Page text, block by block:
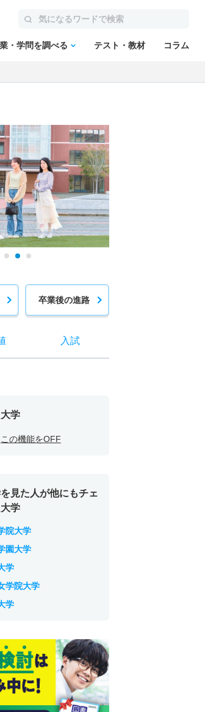
・学問を調べる テスト・教材 コラム
卒業後の進路
入試
学
この機能をOFF
見た人が他にもチェ
学
院大学
園大学
学
学院大学
学